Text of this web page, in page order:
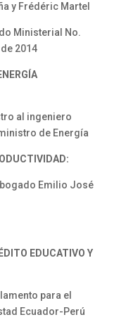
y Frédéric Martel
Ministerial No.
2014
al ingeniero
de Energía
Emilio José
EDUCATIVO Y
para el
Ecuador-Perú